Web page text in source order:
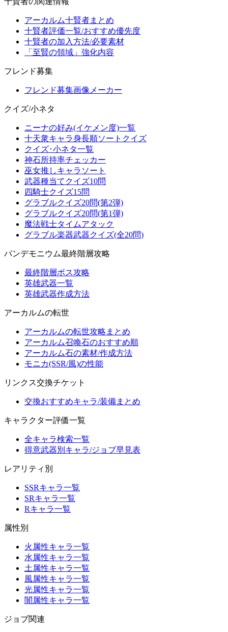
アーカルム十賢者まとめ
十賢者評価一覧/おすすめ優先度
十賢者の加入方法/必要素材
「至賢の領域」強化内容
フレンド募集
フレンド募集画像メーカー
クイズ/小ネタ
ニーナの好み(イケメン度)一覧
十天衆キャラ身長順ソートクイズ
クイズ･小ネタ一覧
神石所持率チェッカー
巫女推しキャラソート
武器種当てクイズ10問
四騎士クイズ15問
グラブルクイズ20問(第2弾)
グラブルクイズ20問(第1弾)
魔法戦士タイムアタック
グラブル楽器武器クイズ(全20問)
パンデモニウム最終階層攻略
最終階層ボス攻略
英雄武器一覧
英雄武器作成方法
アーカルムの転世
アーカルムの転世攻略まとめ
アーカルム召喚石のおすすめ順
アーカルム石の素材/作成方法
モニカ(SSR/風)の性能
リンクス交換チケット
交換おすすめキャラ/装備まとめ
キャラクター評価一覧
全キャラ検索一覧
得意武器別キャラ/ジョブ早見表
レアリティ別
SSRキャラ一覧
SRキャラ一覧
Rキャラ一覧
属性別
火属性キャラ一覧
水属性キャラ一覧
土属性キャラ一覧
風属性キャラ一覧
光属性キャラ一覧
闇属性キャラ一覧
ジョブ関連